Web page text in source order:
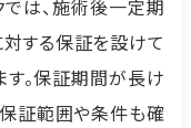
では、施術後一定期
する保証を設けて
す。保証期間が長け
証範囲や条件も確